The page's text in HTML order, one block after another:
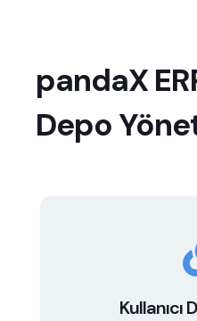
pandaX
Depo
Kullanıcı